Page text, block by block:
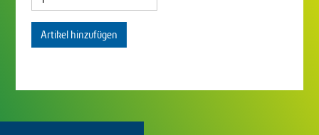
Artikel hinzufügen